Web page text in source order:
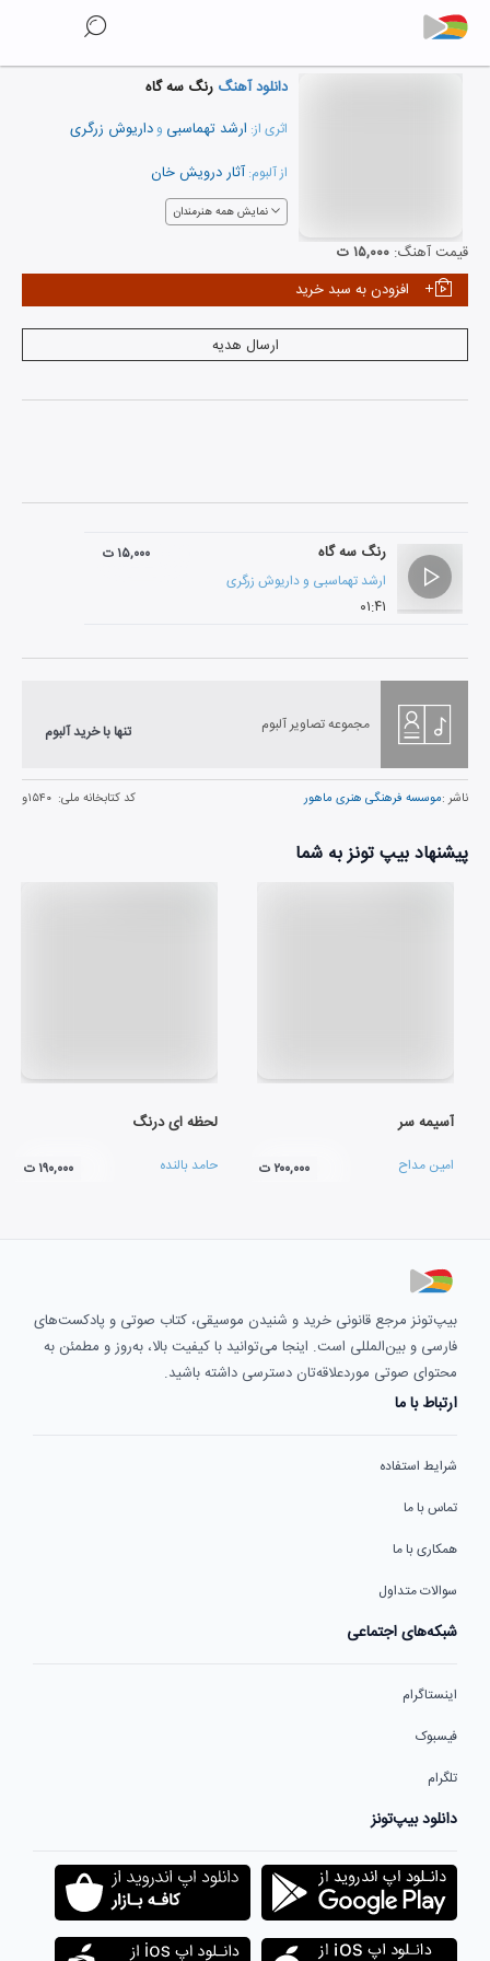
دانلود آهنگ رنگ سه گاه
اثری از: ارشد تهماسبی و داریوش زرگری
از آلبوم: آثار درویش خان
نمایش همه هنرمندان
قیمت آهنگ: ۱۵,۰۰۰ ت
افزودن به سبد خرید
ارسال هدیه
رنگ سه گاه
ارشد تهماسبی و داریوش زرگری
۰۱:۴۱
۱۵,۰۰۰ ت
مجموعه تصاویر آلبوم تنها با خرید آلبوم
ناشر :موسسه فرهنگی هنری ماهور کد کتابخانه ملی: ۱۵۴۰و
پیشنهاد بیپ تونز به شما
آسیمه سر
امین مداح ۲۰۰,۰۰۰ ت
لحظه ای درنگ
حامد بالنده ۱۹۰,۰۰۰ ت
بیپ‌تونز مرجع قانونی خرید و شنیدن موسیقی، کتاب صوتی و پادکست‌های
فارسی و بین‌المللی است. اینجا می‌توانید با کیفیت بالا، به‌روز و مطمئن به
محتوای صوتی موردعلاقه‌تان دسترسی داشته باشید.
ارتباط با ما
شرایط استفاده
تماس با ما
همکاری با ما
سوالات متداول
شبکه‌های اجتماعی
اینستاگرام
فیسبوک
تلگرام
دانلود بیپ‌تونز